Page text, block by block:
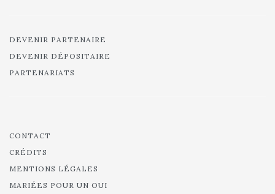
DEVENIR PARTENAIRE
DEVENIR DÉPOSITAIRE
PARTENARIATS
CONTACT
CRÉDITS
MENTIONS LÉGALES
MARIÉES POUR UN OUI